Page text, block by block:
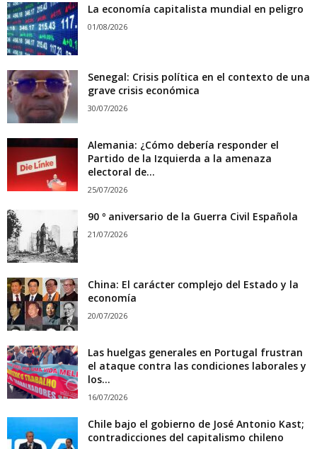
La economía capitalista mundial en peligro
01/08/2026
Senegal: Crisis política en el contexto de una
grave crisis económica
30/07/2026
Alemania: ¿Cómo debería responder el
Partido de la Izquierda a la amenaza
electoral de...
25/07/2026
90 º aniversario de la Guerra Civil Española
21/07/2026
China: El carácter complejo del Estado y la
economía
20/07/2026
Las huelgas generales en Portugal frustran
el ataque contra las condiciones laborales y
los...
16/07/2026
Chile bajo el gobierno de José Antonio Kast;
contradicciones del capitalismo chileno